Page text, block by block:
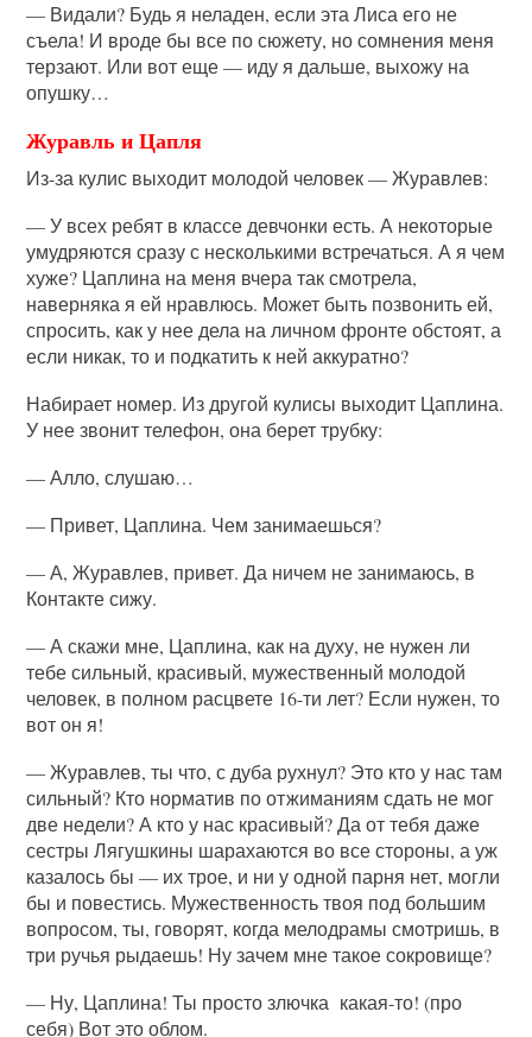
— Видали? Будь я неладен, если эта Лиса его не
съела! И вроде бы все по сюжету, но сомнения меня
терзают. Или вот еще — иду я дальше, выхожу на
опушку…
Журавль и Цапля
Из-за кулис выходит молодой человек — Журавлев:
— У всех ребят в классе девчонки есть. А некоторые
умудряются сразу с несколькими встречаться. А я чем
хуже? Цаплина на меня вчера так смотрела,
наверняка я ей нравлюсь. Может быть позвонить ей,
спросить, как у нее дела на личном фронте обстоят, а
если никак, то и подкатить к ней аккуратно?
Набирает номер. Из другой кулисы выходит Цаплина.
У нее звонит телефон, она берет трубку:
— Алло, слушаю…
— Привет, Цаплина. Чем занимаешься?
— А, Журавлев, привет. Да ничем не занимаюсь, в
Контакте сижу.
— А скажи мне, Цаплина, как на духу, не нужен ли
тебе сильный, красивый, мужественный молодой
человек, в полном расцвете 16-ти лет? Если нужен, то
вот он я!
— Журавлев, ты что, с дуба рухнул? Это кто у нас там
сильный? Кто норматив по отжиманиям сдать не мог
две недели? А кто у нас красивый? Да от тебя даже
сестры Лягушкины шарахаются во все стороны, а уж
казалось бы — их трое, и ни у одной парня нет, могли
бы и повестись. Мужественность твоя под большим
вопросом, ты, говорят, когда мелодрамы смотришь, в
три ручья рыдаешь! Ну зачем мне такое сокровище?
— Ну, Цаплина! Ты просто злючка какая-то! (про
себя) Вот это облом.